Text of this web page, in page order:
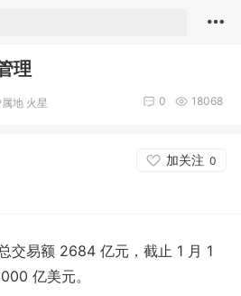
理
属地 火星 18068
0
加关注 0
交易额 2684 亿元，截止 1 月 1
亿美元。